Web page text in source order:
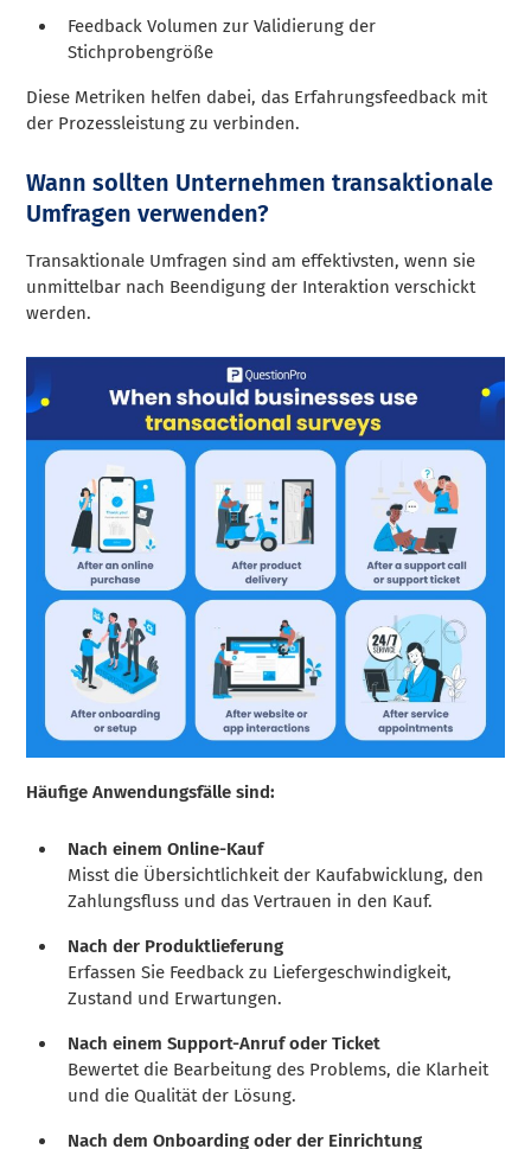
Feedback Volumen zur Validierung der
Stichprobengröße
Diese Metriken helfen dabei, das Erfahrungsfeedback mit
der Prozessleistung zu verbinden.
Wann sollten Unternehmen transaktionale
Umfragen verwenden?
Transaktionale Umfragen sind am effektivsten, wenn sie
unmittelbar nach Beendigung der Interaktion verschickt
werden.
Häufige Anwendungsfälle sind:
Nach einem Online-Kauf
Misst die Übersichtlichkeit der Kaufabwicklung, den
Zahlungsfluss und das Vertrauen in den Kauf.
Nach der Produktlieferung
Erfassen Sie Feedback zu Liefergeschwindigkeit,
Zustand und Erwartungen.
Nach einem Support-Anruf oder Ticket
Bewertet die Bearbeitung des Problems, die Klarheit
und die Qualität der Lösung.
Nach dem Onboarding oder der Einrichtung